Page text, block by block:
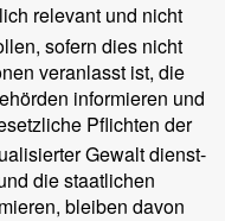
relevant und nicht
sofern dies nicht
veranlasst ist, die
informieren und
Pflichten der
Gewalt dienst-
die staatlichen
bleiben davon